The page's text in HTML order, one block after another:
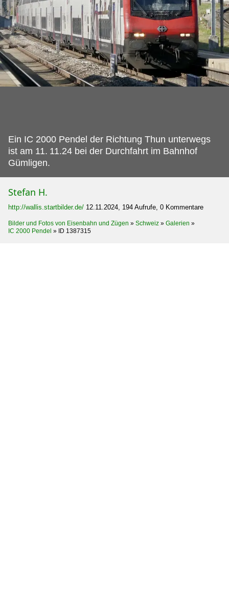
Ein IC 2000 Pendel der Richtung Thun unterwegs
ist am 11. 11.24 bei der Durchfahrt im Bahnhof
Gümligen.
Stefan H.
http://wallis.startbilder.de/ 12.11.2024, 194 Aufrufe, 0 Kommentare
Bilder und Fotos von Eisenbahn und Zügen » Schweiz » Galerien »
IC 2000 Pendel » ID 1387315